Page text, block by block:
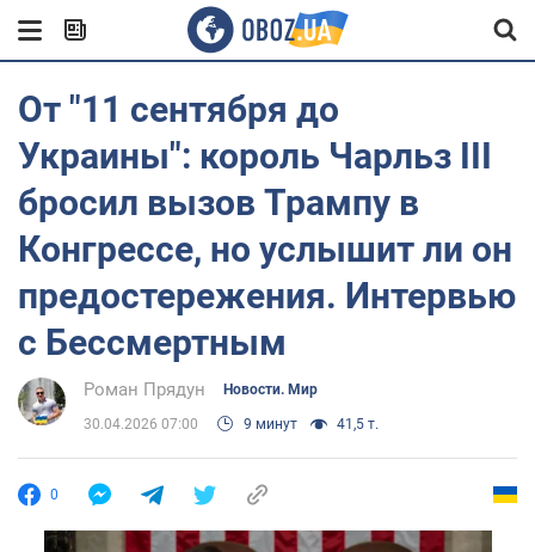
От "11 сентября до
Украины": король Чарльз III
бросил вызов Трампу в
Конгрессе, но услышит ли он
предостережения. Интервью
с Бессмертным
Роман Прядун Новости. Мир
30.04.2026 07:00 9 минут 41,5 т.
0